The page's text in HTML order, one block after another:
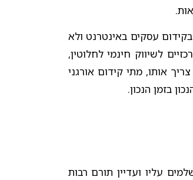
עסקים באינטרנט ולא
לשיווק חינמי לחלוטין,
אותו, מתי קידום אורגני
בזמן הנכון.
עליו ועדיין תורם רבות